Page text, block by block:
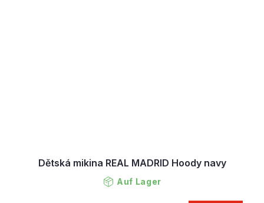
Dětská mikina REAL MADRID Hoody navy
Auf Lager